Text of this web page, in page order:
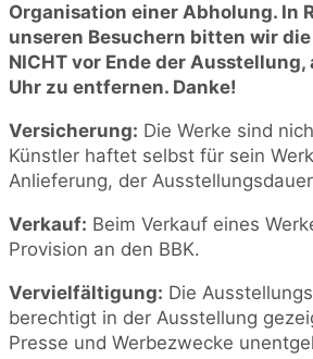
Organisation einer Abholung. In
unseren Besuchern bitten wir
NICHT vor Ende der Ausstellung,
Uhr zu entfernen. Danke!
Versicherung: Die Werke sind
Künstler haftet selbst für sein
Anlieferung, der
Verkauf: Beim Verkauf eines
Provision an den BBK.
Vervielfältigung: Die
berechtigt in der Ausstellung
Presse und Werbezwecke